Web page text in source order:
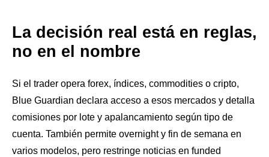
La decisión real está en reglas,
no en el nombre
Si el trader opera forex, índices, commodities o cripto,
Blue Guardian declara acceso a esos mercados y detalla
comisiones por lote y apalancamiento según tipo de
cuenta. También permite overnight y fin de semana en
varios modelos, pero restringe noticias en funded